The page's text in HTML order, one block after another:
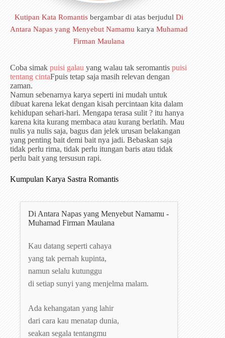
Kutipan Kata Romantisbergambar di atas berjudulDi
Antara Napas yang Menyebut NamamukaryaMuhamad
Firman Maulana
Coba simak puisi galau yang walau tak seromantis puisi
tentang cintaFpuis tetap saja masih relevan dengan
zaman.
Namun sebenarnya karya seperti ini mudah untuk
dibuat karena lekat dengan kisah percintaan kita dalam
kehidupan sehari-hari. Mengapa terasa sulit ? itu hanya
karena kita kurang membaca atau kurang berlatih. Mau
nulis ya nulis saja, bagus dan jelek urusan belakangan
yang penting bait demi bait nya jadi. Bebaskan saja
tidak perlu rima, tidak perlu itungan baris atau tidak
perlu bait yang tersusun rapi.
Kumpulan Karya Sastra Romantis
Di Antara Napas yang Menyebut Namamu -
Muhamad Firman Maulana
Kau datang seperti cahaya
yang tak pernah kupinta,
namun selalu kutunggu
di setiap sunyi yang menjelma malam.
Ada kehangatan yang lahir
dari cara kau menatap dunia,
seakan segala tentangmu